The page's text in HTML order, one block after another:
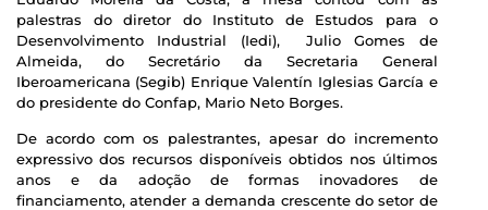
palestras do diretor do Instituto de Estudos para o
Desenvolvimento Industrial (Iedi), Julio Gomes de
Almeida, do Secretário da Secretaria General
Iberoamericana (Segib) Enrique Valentín Iglesias García e
do presidente do Confap, Mario Neto Borges.
De acordo com os palestrantes, apesar do incremento
expressivo dos recursos disponíveis obtidos nos últimos
anos e da adoção de formas inovadores de
financiamento, atender a demanda crescente do setor de